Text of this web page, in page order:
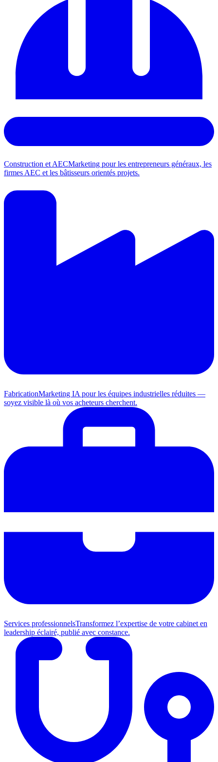
Construction et AECMarketing pour les entrepreneurs généraux, les
firmes AEC et les bâtisseurs orientés projets.
FabricationMarketing IA pour les équipes industrielles réduites —
soyez visible là où vos acheteurs cherchent.
Services professionnelsTransformez l’expertise de votre cabinet en
leadership éclairé, publié avec constance.